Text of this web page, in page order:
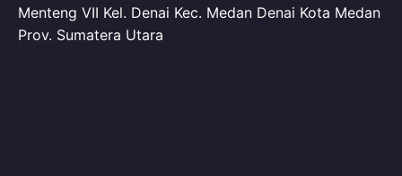
Menteng VII Kel. Denai Kec. Medan Denai Kota Medan
Prov. Sumatera Utara